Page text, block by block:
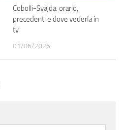
Cobolli-Svajda: orario,
precedenti e dove vederla in
tv
01/06/2026